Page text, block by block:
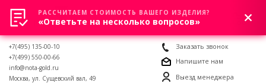
0
+7(495) 135-00-10
+7(499) 550-00-66
info@nota-gold.ru
Москва, ул. Сущевский вал, 49
Заказать звонок
Напишите нам
Выезд менеджера
РАССЧИТАЕМ СТОИМОСТЬ ВАШЕГО ИЗДЕЛИЯ?
«Ответьте на несколько вопросов»